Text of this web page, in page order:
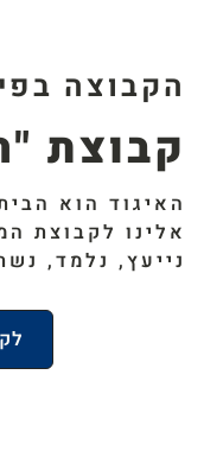
הקבוצה
קבוצת
האיגוד הוא
אלינו לקבוצת
נייעץ, נלמד,